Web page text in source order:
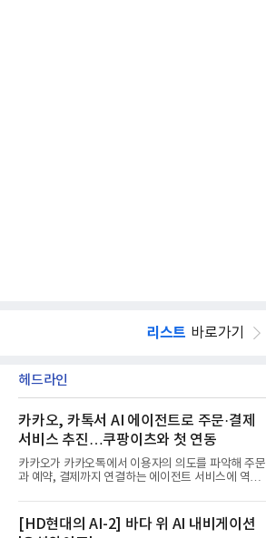
리스트 바로가기
헤드라인
카카오, 카톡서 AI 에이전트로 주문·결제
서비스 추진…쿠팡이츠와 첫 연동
카카오가 카카오톡에서 이용자의 의도를 파악해 주문
과 예약, 결제까지 연결하는 에이전트 서비스에 역량
행 등으로 적용 범위를 넓혀 AI를 새로운 톡비즈 성장
축으로 만들겠다는 구상이다.정신아 카카오 대표는 6
일 열린 2분기 실적 발표 컨퍼런스콜에서 "AI는 톡비
[HD현대의 AI-2] 바다 위 AI 내비게이션